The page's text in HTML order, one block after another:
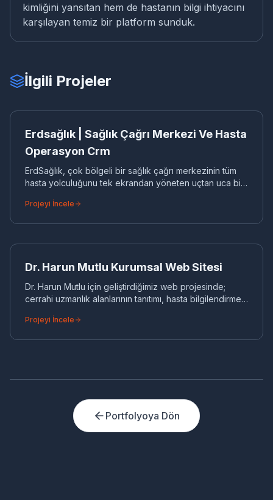
kimliğini yansıtan hem de hastanın bilgi ihtiyacını
karşılayan temiz bir platform sunduk.
İlgili Projeler
ER
Erdsağlık | Sağlık Çağrı Merkezi Ve Hasta
Operasyon Crm
ErdSağlık, çok bölgeli bir sağlık çağrı merkezinin tüm
hasta yolculuğunu tek ekrandan yöneten uçtan uca bir
geçerek; gelen çağrıların ilgili kişiye, oradan
bölge, temsilci ve kampanya bazında anlık durumu
verisini görmesini sağlar. Esnek yapısı sayesinde yeni
Projeyi İncele
DR
Dr. Harun Mutlu Kurumsal Web Sitesi
Dr. Harun Mutlu için geliştirdiğimiz web projesinde;
cerrahi uzmanlık alanlarının tanıtımı, hasta bilgilendirme
Projeyi İncele
Portfolyoya Dön